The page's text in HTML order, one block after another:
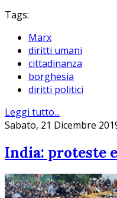
Tags:
Marx
diritti umani
cittadinanza
borghesia
diritti politici
Leggi tutto...
Sabato, 21 Dicembre
India: proteste